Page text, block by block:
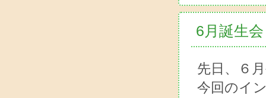
6月誕生会
先日、６
今回のイ